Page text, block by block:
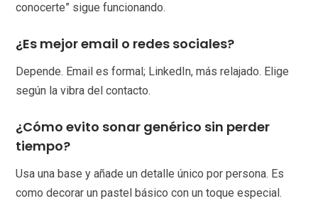
conocerte” sigue funcionando.
¿Es mejor email o redes sociales?
Depende. Email es formal; LinkedIn, más relajado. Elige
según la vibra del contacto.
¿Cómo evito sonar genérico sin perder
tiempo?
Usa una base y añade un detalle único por persona. Es
como decorar un pastel básico con un toque especial.